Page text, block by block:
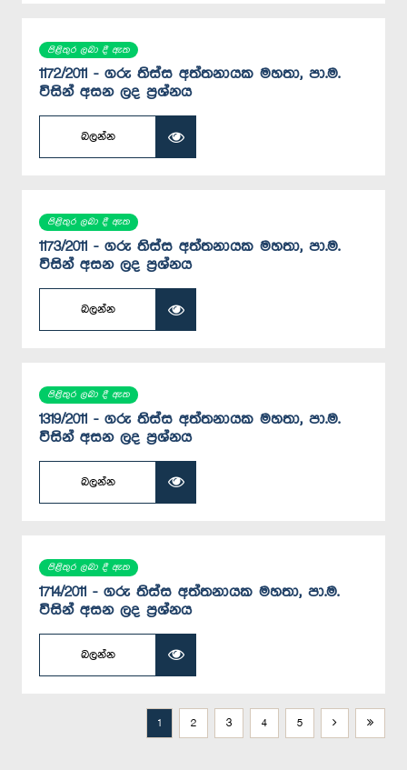
පිළිතුර ලබා දී ඇත
1172/2011 - ගරු තිස්ස අත්තනායක මහතා, පා.ම.
විසින් අසන ලද ප්‍රශ්නය
බලන්න
පිළිතුර ලබා දී ඇත
1173/2011 - ගරු තිස්ස අත්තනායක මහතා, පා.ම.
විසින් අසන ලද ප්‍රශ්නය
බලන්න
පිළිතුර ලබා දී ඇත
1319/2011 - ගරු තිස්ස අත්තනායක මහතා, පා.ම.
විසින් අසන ලද ප්‍රශ්නය
බලන්න
පිළිතුර ලබා දී ඇත
1714/2011 - ගරු තිස්ස අත්තනායක මහතා, පා.ම.
විසින් අසන ලද ප්‍රශ්නය
බලන්න
1 2 3 4 5